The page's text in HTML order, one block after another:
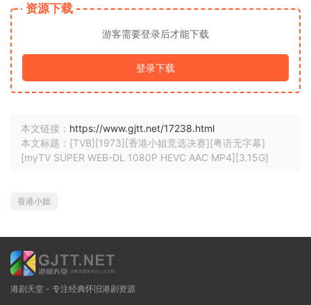
资源下载
游客需要登录后才能下载
登录下载
本文链接： https://www.gjtt.net/17238.html
本文标题：[TVB][1973][香港小姐竞选决赛][粤语无字幕]
[myTV SUPER WEB-DL 1080P HEVC AAC MP4][3.15G]
香港小姐
港剧天堂 - 专注经典怀旧港剧资源